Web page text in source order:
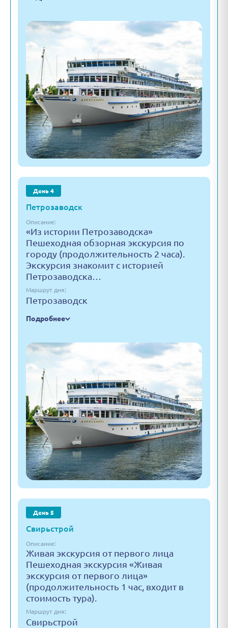
День 4
Петрозаводск
Описание:
«Из истории Петрозаводска»
Пешеходная обзорная экскурсия по
городу (продолжительность 2 часа).
Экскурсия знакомит с историей
Петрозаводска…
Маршрут дня:
Петрозаводск
Подробнее
День 5
Свирьстрой
Описание:
Живая экскурсия от первого лица
Пешеходная экскурсия «Живая
экскурсия от первого лица»
(продолжительность 1 час, входит в
стоимость тура).
Маршрут дня:
Свирьстрой